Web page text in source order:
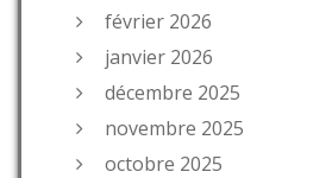
février 2026
janvier 2026
décembre 2025
novembre 2025
octobre 2025